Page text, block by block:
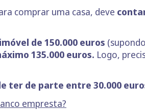
comprar uma casa, deve
imóvel de 150.000 euros
135.000 euros. Logo,
ter de parte entre 30.000
empresta?